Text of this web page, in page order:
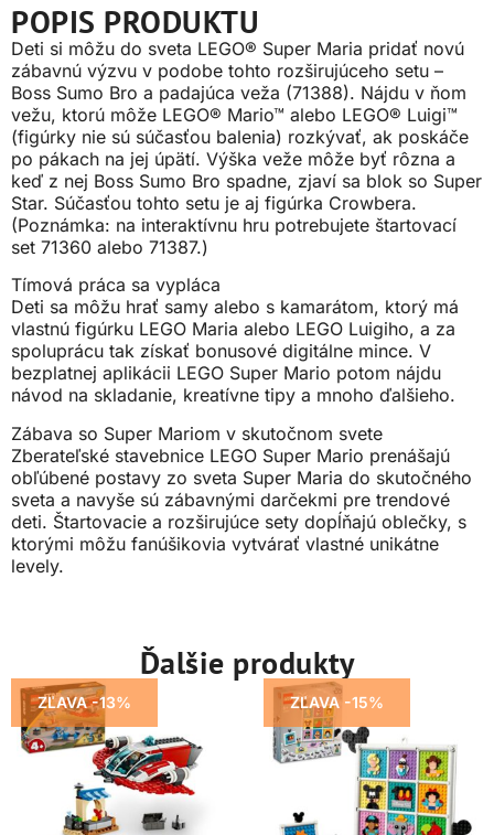
POPIS PRODUKTU
Deti si môžu do sveta LEGO® Super Maria pridať novú
zábavnú výzvu v podobe tohto rozširujúceho setu –
Boss Sumo Bro a padajúca veža (71388). Nájdu v ňom
vežu, ktorú môže LEGO® Mario™ alebo LEGO® Luigi™
(figúrky nie sú súčasťou balenia) rozkývať, ak poskáče
po pákach na jej úpätí. Výška veže môže byť rôzna a
keď z nej Boss Sumo Bro spadne, zjaví sa blok so Super
Star. Súčasťou tohto setu je aj figúrka Crowbera.
(Poznámka: na interaktívnu hru potrebujete štartovací
set 71360 alebo 71387.)
Tímová práca sa vypláca
Deti sa môžu hrať samy alebo s kamarátom, ktorý má
vlastnú figúrku LEGO Maria alebo LEGO Luigiho, a za
spoluprácu tak získať bonusové digitálne mince. V
bezplatnej aplikácii LEGO Super Mario potom nájdu
návod na skladanie, kreatívne tipy a mnoho ďalšieho.
Zábava so Super Mariom v skutočnom svete
Zberateľské stavebnice LEGO Super Mario prenášajú
obľúbené postavy zo sveta Super Maria do skutočného
sveta a navyše sú zábavnými darčekmi pre trendové
deti. Štartovacie a rozširujúce sety dopĺňajú oblečky, s
ktorými môžu fanúšikovia vytvárať vlastné unikátne
levely.
Ďalšie produkty
ZĽAVA -13% ZĽAVA -15%